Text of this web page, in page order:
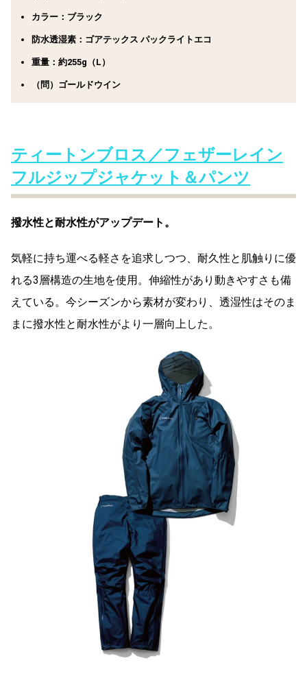
カラー：ブラック
防水透湿素：ゴアテックス パックライトエコ
重量：約255g（L）
（問）ゴールドウイン
ティートンブロス／フェザーレイン
フルジップジャケット＆パンツ
撥水性と耐水性がアップデート。
気軽に持ち運べる軽さを追求しつつ、耐久性と肌触りに優
れる3層構造の生地を使用。伸縮性があり動きやすさも備
えている。今シーズンから素材が変わり、透湿性はそのま
まに撥水性と耐水性がより一層向上した。